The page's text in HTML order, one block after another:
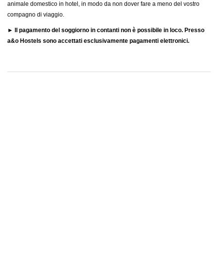
animale domestico in hotel, in modo da non dover fare a meno del vostro
compagno di viaggio.
► Il pagamento del soggiorno in contanti non è possibile in loco. Presso
a&o Hostels sono accettati esclusivamente pagamenti elettronici.